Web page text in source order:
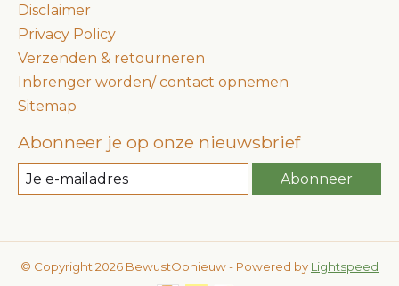
Disclaimer
Privacy Policy
Verzenden & retourneren
Inbrenger worden/ contact opnemen
Sitemap
Abonneer je op onze nieuwsbrief
Abonneer
© Copyright 2026 BewustOpnieuw - Powered by Lightspeed